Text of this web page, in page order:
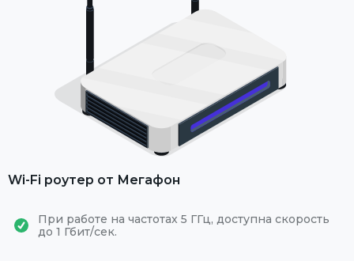
Wi-Fi роутер от Мегафон
При работе на частотах 5 ГГц, доступна скорость
до 1 Гбит/сек.